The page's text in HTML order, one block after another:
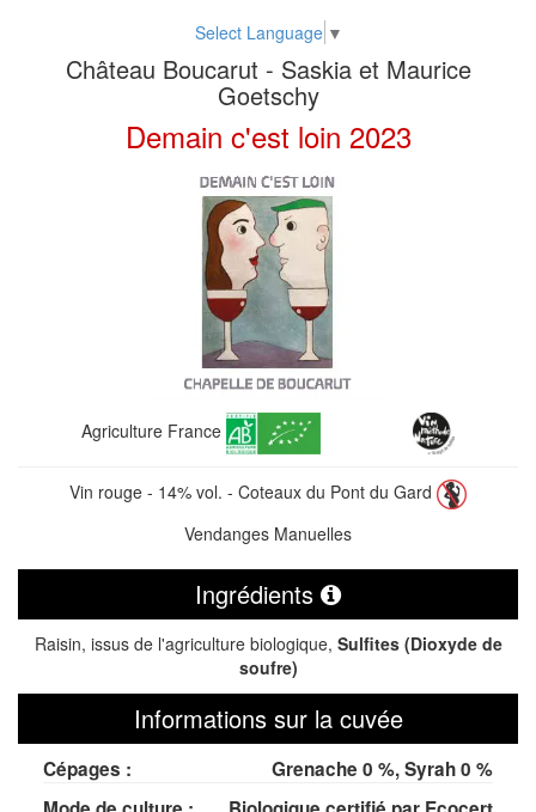
Select Language ▼
Château Boucarut - Saskia et Maurice
Goetschy
Demain c'est loin 2023
Agriculture France
Vin rouge - 14% vol. - Coteaux du Pont du Gard
Vendanges Manuelles
Ingrédients
Raisin, issus de l'agriculture biologique, Sulfites (Dioxyde de
soufre)
Informations sur la cuvée
Cépages :
Grenache 0 %, Syrah 0 %